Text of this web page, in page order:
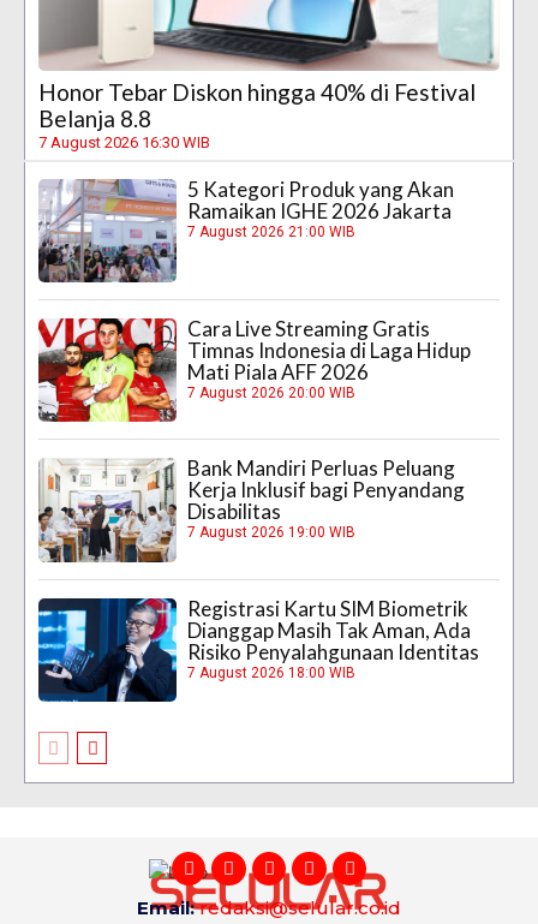
Honor Tebar Diskon hingga 40% di Festival
Belanja 8.8
7 August 2026 16:30 WIB
5 Kategori Produk yang Akan
Ramaikan IGHE 2026 Jakarta
7 August 2026 21:00 WIB
Cara Live Streaming Gratis
Timnas Indonesia di Laga Hidup
Mati Piala AFF 2026
7 August 2026 20:00 WIB
Bank Mandiri Perluas Peluang
Kerja Inklusif bagi Penyandang
Disabilitas
7 August 2026 19:00 WIB
Registrasi Kartu SIM Biometrik
Dianggap Masih Tak Aman, Ada
Risiko Penyalahgunaan Identitas
7 August 2026 18:00 WIB
Email:redaksi@selular.co.id